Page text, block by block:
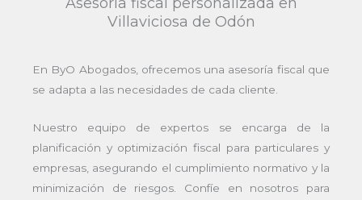
Villaviciosa de Odón
En ByO Abogados, ofrecemos una asesoría fiscal que
se adapta a las necesidades de cada cliente.
Nuestro equipo de expertos se encarga de la
planificación y optimización fiscal para particulares y
empresas, asegurando el cumplimiento normativo y la
minimización de riesgos. Confíe en nosotros para